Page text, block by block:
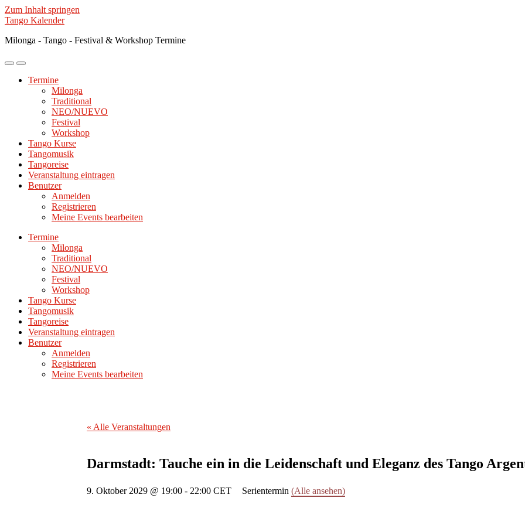
Zum Inhalt springen
Tango Kalender
Milonga - Tango - Festival & Workshop Termine
Mobile-
ein-/ausblenden
Suchfeld
ein-/ausblenden
Termine
Milonga
Traditional
NEO/NUEVO
Festival
Workshop
Tango Kurse
Tangomusik
Tangoreise
Veranstaltung eintragen
Benutzer
Anmelden
Registrieren
Meine Events bearbeiten
Termine
Milonga
Traditional
NEO/NUEVO
Festival
Workshop
Tango Kurse
Tangomusik
Tangoreise
Veranstaltung eintragen
Benutzer
Anmelden
Registrieren
Meine Events bearbeiten
« Alle Veranstaltungen
Darmstadt: Tauche ein in die Leidenschaft und Eleganz des Tango
9. Oktober 2029 @ 19:00 - 22:00 CET Serientermin (Alle ansehen)